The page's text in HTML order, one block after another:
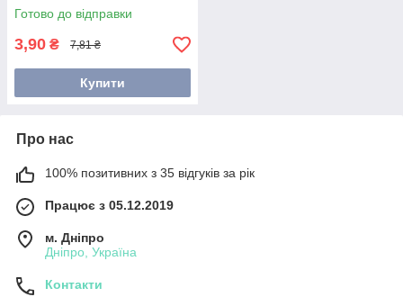
Готово до відправки
3,90 ₴ 7,81 ₴
Купити
Про нас
100% позитивних з 35 відгуків за рік
Працює з 05.12.2019
м. Дніпро
Дніпро, Україна
Контакти